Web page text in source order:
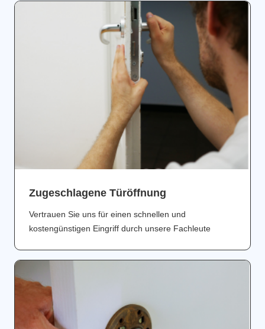
Zugeschlagene Türöffnung
Vertrauen Sie uns für einen schnellen und
kostengünstigen Eingriff durch unsere Fachleute